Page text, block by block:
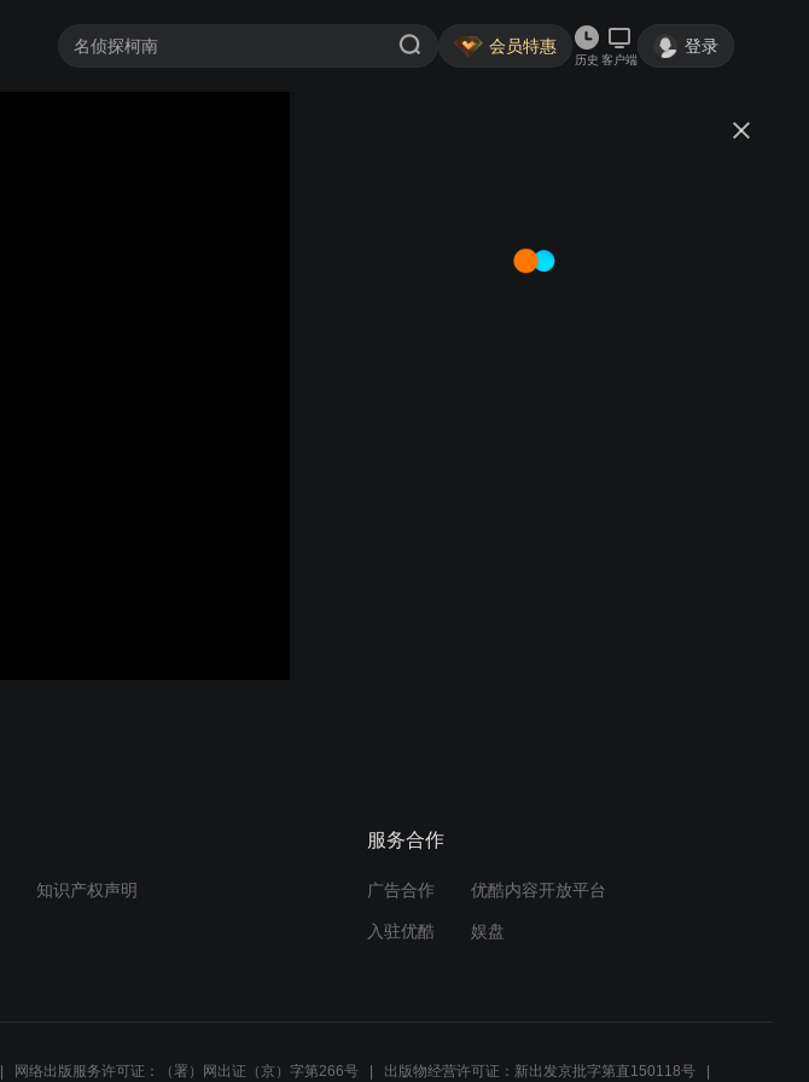
会员特惠
历史 客户端
登录
知识产权声明
服务合作
广告合作 优酷内容开放平台
入驻优酷 娱盘
网络出版服务许可证：（署）网出证（京）字第266号 出版物经营许可证：新出发京批字第直150118号